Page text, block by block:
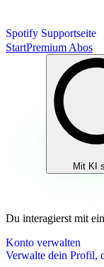
Spotify Supportseite
StartPremium Abos
Mit KI
Du interagierst mit
Konto verwalten
Verwalte dein Profil,